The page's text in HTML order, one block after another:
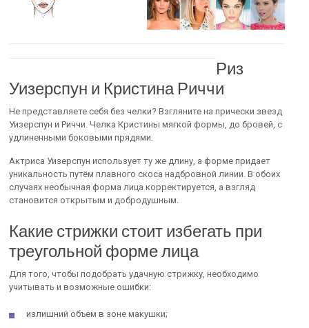
Риз
Уизерспун и Кристина Риччи
Не представляете себя без челки? Взгляните на прически звезд
Уизерспун и Риччи. Челка Кристины мягкой формы, до бровей, с
удлиненными боковыми прядями.
Актриса Уизерспун использует ту же длину, а форме придает
уникальность путём плавного скоса надбровной линии. В обоих
случаях необычная форма лица корректируется, а взгляд
становится открытым и добродушным.
Какие стрижки стоит избегать при
треугольной форме лица
Для того, чтобы подобрать удачную стрижку, необходимо
учитывать и возможные ошибки:
излишний объем в зоне макушки;